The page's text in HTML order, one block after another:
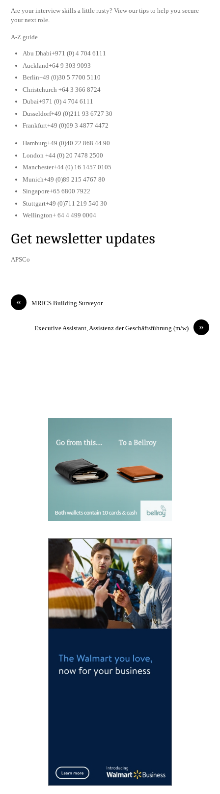
Are your interview skills a little rusty? View our tips to help you secure
your next role.
A-Z guide
Abu Dhabi+971 (0) 4 704 6111
Auckland+64 9 303 9093
Berlin+49 (0)30 5 7700 5110
Christchurch +64 3 366 8724
Dubai+971 (0) 4 704 6111
Dusseldorf+49 (0)211 93 6727 30
Frankfurt+49 (0)69 3 4877 4472
Hamburg+49 (0)40 22 868 44 90
London +44 (0) 20 7478 2500
Manchester+44 (0) 16 1457 0105
Munich+49 (0)89 215 4767 80
Singapore+65 6800 7922
Stuttgart+49 (0)711 219 540 30
Wellington+ 64 4 499 0004
Get newsletter updates
APSCo
« MRICS Building Surveyor
»
Executive Assistant, Assistenz der Geschäftsführung (m/w)